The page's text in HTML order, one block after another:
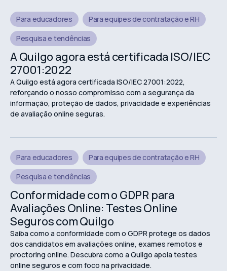
Para educadores
Para equipes de contratação e RH
Pesquisa e tendências
A Quilgo agora está certificada ISO/IEC
27001:2022
A Quilgo está agora certificada ISO/IEC 27001:2022,
reforçando o nosso compromisso com a segurança da
informação, proteção de dados, privacidade e experiências
de avaliação online seguras.
Para educadores
Para equipes de contratação e RH
Pesquisa e tendências
Conformidade com o GDPR para
Avaliações Online: Testes Online
Seguros com Quilgo
Saiba como a conformidade com o GDPR protege os dados
dos candidatos em avaliações online, exames remotos e
proctoring online. Descubra como a Quilgo apoia testes
online seguros e com foco na privacidade.